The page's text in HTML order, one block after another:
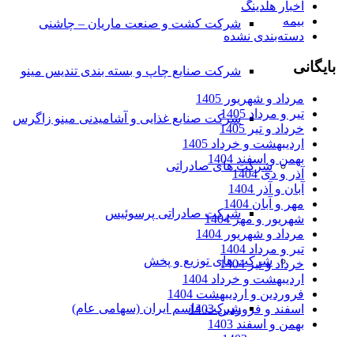
شرکت کشت و صنعت ماریان – چاشنی
شرکت صنایع چاپ و بسته بندی تندیس مینو
شرکت صنایع غذایی و آشامیدنی مینو زاگرس
شرکت های صادراتی
شرکت صادراتی پرسوئیس
شرکت های توزیع و پخش
شرکت قاسم ایران (سهامی عام)
اخبار هلدینگ
بیمه
دسته‌بندی نشده
بایگانی
مرداد و شهریور 1405
تیر و مرداد 1405
خرداد و تیر 1405
اردیبهشت و خرداد 1405
بهمن و اسفند 1404
آذر و دی 1404
آبان و آذر 1404
مهر و آبان 1404
شهریور و مهر 1404
مرداد و شهریور 1404
تیر و مرداد 1404
خرداد و تیر 1404
اردیبهشت و خرداد 1404
فروردین و اردیبهشت 1404
اسفند و فروردین 1403
بهمن و اسفند 1403